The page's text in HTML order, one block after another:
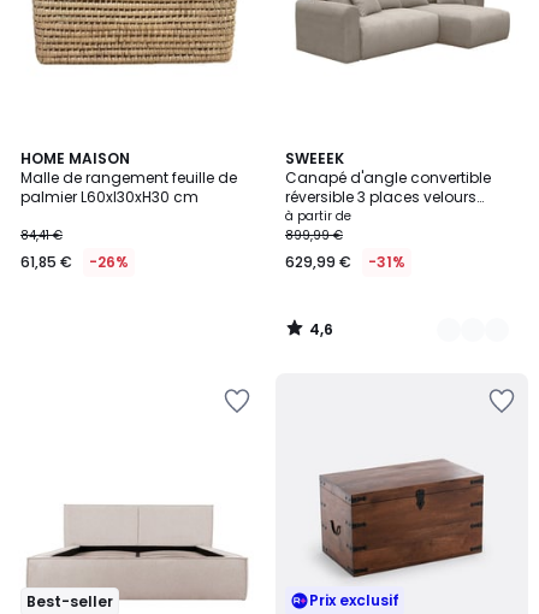
HOME MAISON
Malle de rangement feuille de
palmier L60xl30xH30 cm
84,41 €
61,85 € -26%
SWEEEK
Canapé d'angle convertible
réversible 3 places velours
côtelé avec coffre ALMO
à partir de
899,99 €
629,99 € -31%
4,6
/ 5
5
Couleurs
4,6
/
Best-seller Prix exclusif